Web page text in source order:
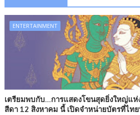
ENTERTAINMENT
เตรียมพบกับ...การแสดงโขนสุดยิ่งใหญ่แห่
สีดา 12 สิงหาคม นี้ เปิดจำหน่ายบัตรที่ไทย